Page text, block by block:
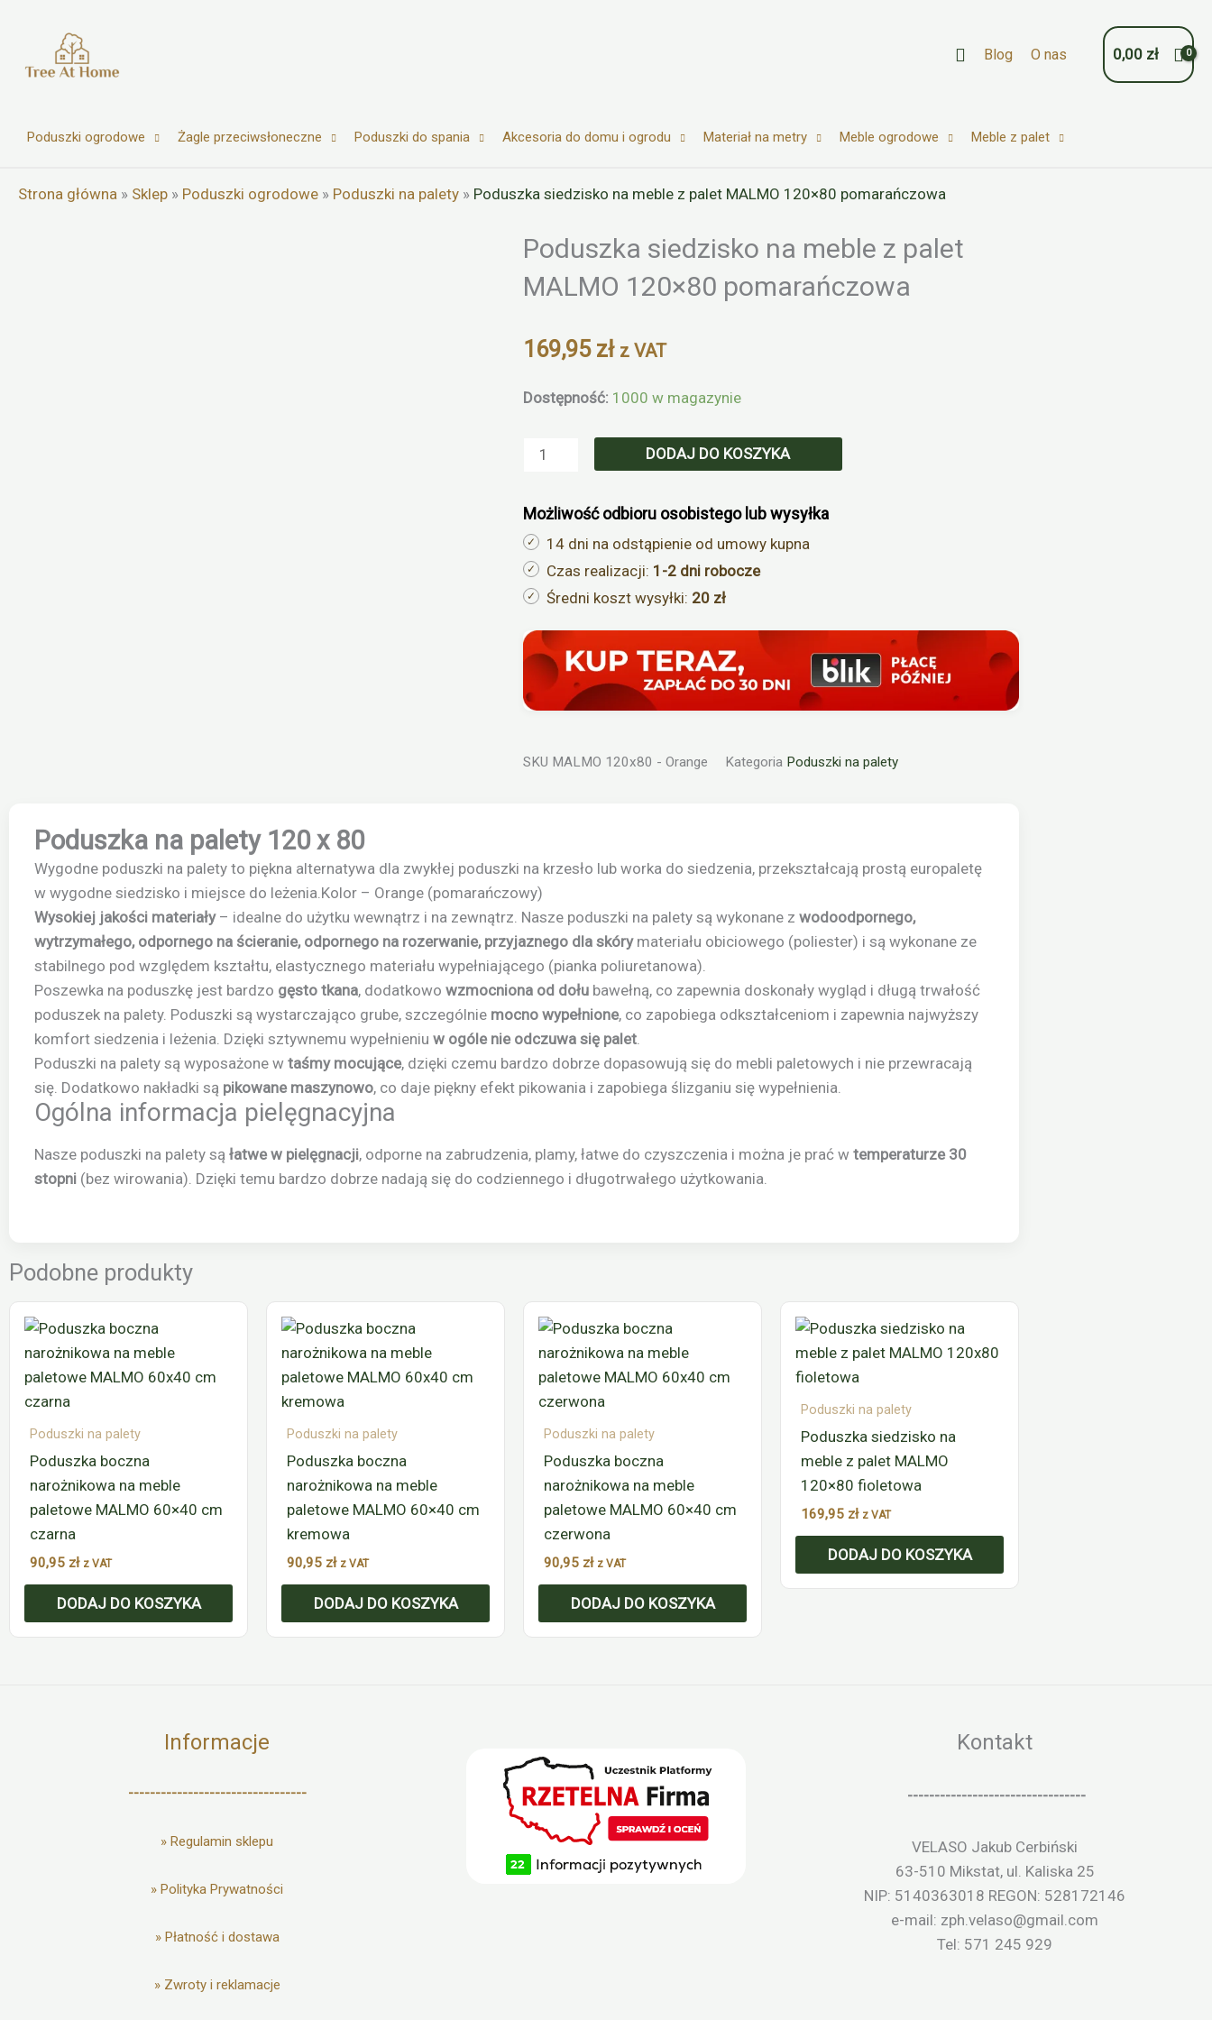
Szukaj
Blog O nas 0,00 zł
Poduszki ogrodowe Żagle przeciwsłoneczne Poduszki do spania Akcesoria do domu i ogrodu Materiał na metry Meble ogrodowe Meble z palet
Strona główna » Sklep » Poduszki ogrodowe » Poduszki na palety » Poduszka siedzisko na meble z palet MALMO 120×80 pomarańczowa
Poduszka siedzisko na meble z palet
MALMO 120×80 pomarańczowa
169,95 zł z VAT
Dostępność: 1000 w magazynie
ilość
siedzisko
z
palet
MALMO
120x80
DODAJ DO KOSZYKA
Możliwość odbioru osobistego lub wysyłka
14 dni na odstąpienie od umowy kupna
Czas realizacji: 1-2 dni robocze
Średni koszt wysyłki: 20 zł
SKU MALMO 120x80 - Orange Kategoria Poduszki na palety
Poduszka na palety 120 x 80
Wygodne poduszki na palety to piękna alternatywa dla zwykłej poduszki na krzesło lub worka do siedzenia, przekształcają prostą europaletę
w wygodne siedzisko i miejsce do leżenia.Kolor – Orange (pomarańczowy)
Wysokiej jakości materiały– idealne do użytku wewnątrz i na zewnątrz. Nasze poduszki na palety są wykonane z wodoodpornego,
wytrzymałego, odpornego na ścieranie, odpornego na rozerwanie, przyjaznego dla skórymateriału obiciowego (poliester) i są wykonane ze
stabilnego pod względem kształtu, elastycznego materiału wypełniającego (pianka poliuretanowa).
Poszewka na poduszkę jest bardzo gęsto tkana, dodatkowo wzmocniona od dołu bawełną, co zapewnia doskonały wygląd i długą trwałość
poduszek na palety. Poduszki są wystarczająco grube, szczególnie mocno wypełnione, co zapobiega odkształceniom i zapewnia najwyższy
komfort siedzenia i leżenia. Dzięki sztywnemu wypełnieniu w ogóle nie odczuwa się palet.
Poduszki na palety są wyposażone w taśmy mocujące, dzięki czemu bardzo dobrze dopasowują się do mebli paletowych i nie przewracają
się. Dodatkowo nakładki są pikowane maszynowo, co daje piękny efekt pikowania i zapobiega ślizganiu się wypełnienia.
Ogólna informacja pielęgnacyjna
Nasze poduszki na palety są łatwe w pielęgnacji, odporne na zabrudzenia, plamy, łatwe do czyszczenia i można je prać w temperaturze 30
stopni (bez wirowania). Dzięki temu bardzo dobrze nadają się do codziennego i długotrwałego użytkowania.
Podobne produkty
Poduszki na palety
Poduszka boczna
narożnikowa na meble
paletowe MALMO 60×40 cm
czarna
90,95 zł z VAT
DODAJ DO KOSZYKA
Poduszki na palety
Poduszka boczna
narożnikowa na meble
paletowe MALMO 60×40 cm
kremowa
90,95 zł z VAT
DODAJ DO KOSZYKA
Poduszki na palety
Poduszka boczna
narożnikowa na meble
paletowe MALMO 60×40 cm
czerwona
90,95 zł z VAT
DODAJ DO KOSZYKA
Poduszki na palety
Poduszka siedzisko na
meble z palet MALMO
120×80 fioletowa
169,95 zł z VAT
DODAJ DO KOSZYKA
Informacje
---------------------------------
»Regulamin sklepu
»Polityka Prywatności
» Płatność i dostawa
» Zwroty i reklamacje
Kontakt
---------------------------------
VELASO Jakub Cerbiński
63-510 Mikstat, ul. Kaliska 25
NIP: 5140363018 REGON: 528172146
e-mail: zph.velaso@gmail.com
Tel: 571 245 929